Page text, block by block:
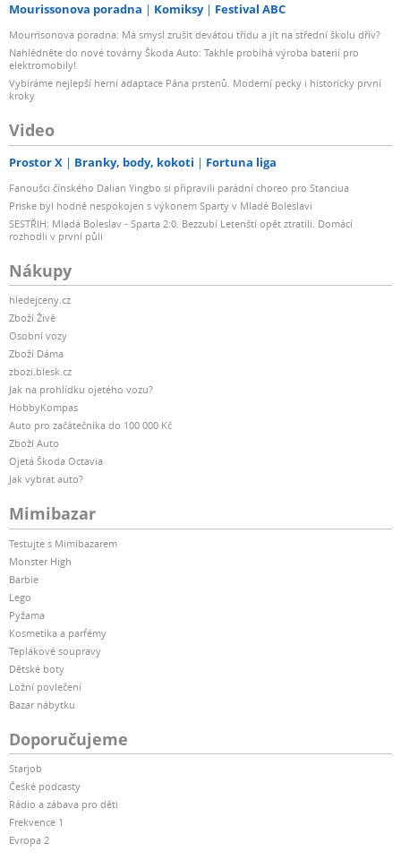
Mourissonova poradna Komiksy Festival ABC
Mourrisonova poradna: Má smysl zrušit devátou třídu a jít na střední školu dřív?
Nahlédněte do nové továrny Škoda Auto: Takhle probíhá výroba baterií pro
elektromobily!
Vybíráme nejlepší herní adaptace Pána prstenů. Moderní pecky i historicky první
kroky
Video
Prostor X Branky, body, kokoti Fortuna liga
Fanoušci čínského Dalian Yingbo si připravili parádní choreo pro Stanciua
Priske byl hodně nespokojen s výkonem Sparty v Mladé Boleslavi
SESTŘIH: Mladá Boleslav - Sparta 2:0. Bezzubí Letenští opět ztratili. Domácí
rozhodli v první půli
Nákupy
hledejceny.cz
Zboží Živě
Osobní vozy
Zboží Dáma
zbozi.blesk.cz
Jak na prohlídku ojetého vozu?
HobbyKompas
Auto pro začátečníka do 100 000 Kč
Zboží Auto
Ojetá Škoda Octavia
Jak vybrat auto?
Mimibazar
Testujte s Mimibazarem
Monster High
Barbie
Lego
Pyžama
Kosmetika a parfémy
Teplákové soupravy
Dětské boty
Ložní povlečení
Bazar nábytku
Doporučujeme
Starjob
České podcasty
Rádio a zábava pro děti
Frekvence 1
Evropa 2